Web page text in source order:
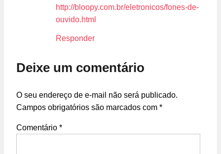
http://bloopy.com.br/eletronicos/fones-de-
ouvido.html
Responder
Deixe um comentário
O seu endereço de e-mail não será publicado.
Campos obrigatórios são marcados com *
Comentário *